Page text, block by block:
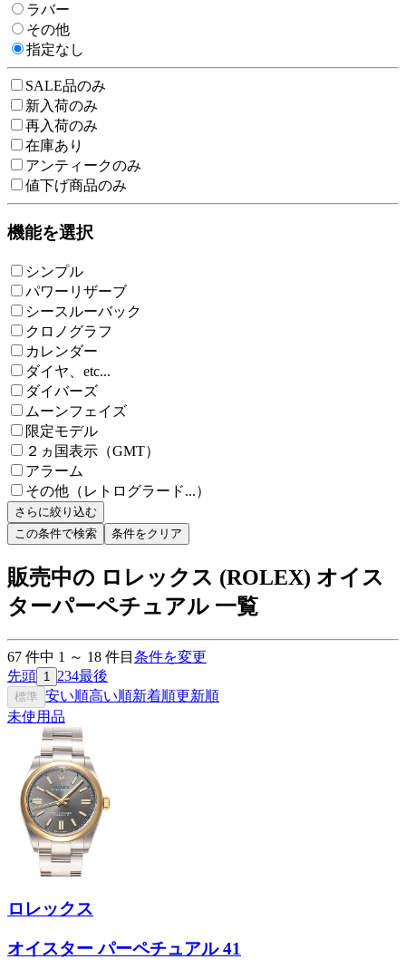
ラバー
その他
指定なし
SALE品のみ
新入荷のみ
再入荷のみ
在庫あり
アンティークのみ
値下げ商品のみ
機能を選択
シンプル
パワーリザーブ
シースルーバック
クロノグラフ
カレンダー
ダイヤ、etc...
ダイバーズ
ムーンフェイズ
限定モデル
２ヵ国表示（GMT）
アラーム
その他（レトログラード...）
さらに絞り込む
この条件で検索
条件をクリア
販売中の ロレックス (ROLEX) オイス
ターパーペチュアル 一覧
67 件中 1 ～ 18 件目 条件を変更
先頭 1 234最後
標準 安い順高い順新着順更新順
未使用品
ロレックス
オイスター パーペチュアル 41